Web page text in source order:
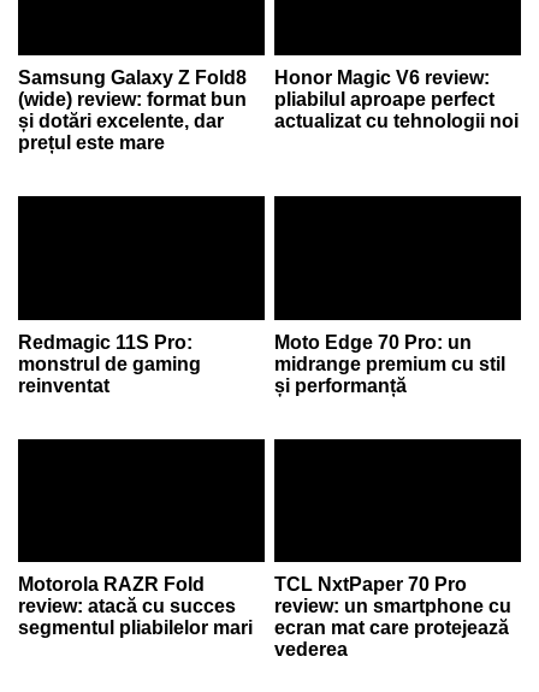
Samsung Galaxy Z Fold8
(wide) review: format bun
și dotări excelente, dar
prețul este mare
Honor Magic V6 review:
pliabilul aproape perfect
actualizat cu tehnologii noi
Redmagic 11S Pro:
monstrul de gaming
reinventat
Moto Edge 70 Pro: un
midrange premium cu stil
și performanță
Motorola RAZR Fold
review: atacă cu succes
segmentul pliabilelor mari
TCL NxtPaper 70 Pro
review: un smartphone cu
ecran mat care protejează
vederea